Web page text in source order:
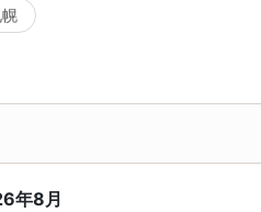
年8月